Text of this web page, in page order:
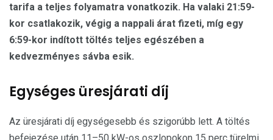
tarifa a teljes folyamatra vonatkozik. Ha valaki 21:59-
kor csatlakozik, végig a nappali árat fizeti, míg egy
6:59-kor indított töltés teljes egészében a
kedvezményes sávba esik.
Egységes üresjárati díj
Az üresjárati díj egységesebb és szigorúbb lett. A töltés